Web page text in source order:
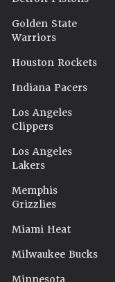
Golden State
Warriors
Houston Rockets
Indiana Pacers
Los Angeles
Clippers
Los Angeles
Lakers
Memphis
Grizzlies
Miami Heat
Milwaukee Bucks
Minnesota